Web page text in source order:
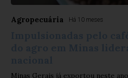
Agropecuária Há 10 meses
Minas Gerais já exportou neste